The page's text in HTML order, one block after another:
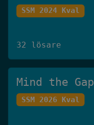
SSM 2024 Kval
32 lösare
Mind the Gap
SSM 2026 Kval